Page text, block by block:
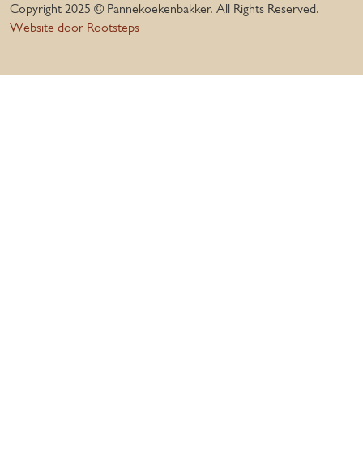
Copyright 2025 © Pannekoekenbakker. All Rights Reserved.
Website door Rootsteps